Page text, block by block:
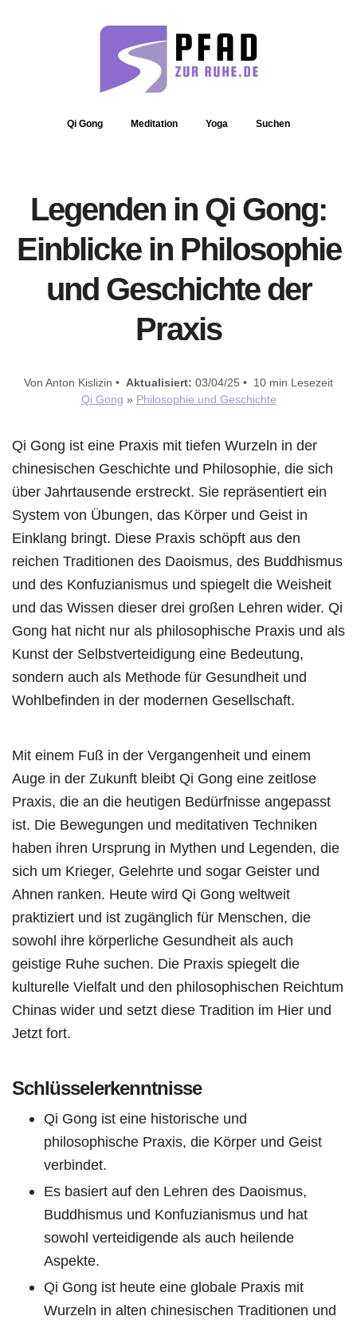
Qi Gong Meditation Yoga Suchen
Legenden in Qi Gong:
Einblicke in Philosophie
und Geschichte der
Praxis
Von Anton Kislizin • Aktualisiert: 03/04/25 • 10 min Lesezeit
Qi Gong » Philosophie und Geschichte
Qi Gong ist eine Praxis mit tiefen Wurzeln in der
chinesischen Geschichte und Philosophie, die sich
über Jahrtausende erstreckt. Sie repräsentiert ein
System von Übungen, das Körper und Geist in
Einklang bringt. Diese Praxis schöpft aus den
reichen Traditionen des Daoismus, des Buddhismus
und des Konfuzianismus und spiegelt die Weisheit
und das Wissen dieser drei großen Lehren wider. Qi
Gong hat nicht nur als philosophische Praxis und als
Kunst der Selbstverteidigung eine Bedeutung,
sondern auch als Methode für Gesundheit und
Wohlbefinden in der modernen Gesellschaft.
Mit einem Fuß in der Vergangenheit und einem
Auge in der Zukunft bleibt Qi Gong eine zeitlose
Praxis, die an die heutigen Bedürfnisse angepasst
ist. Die Bewegungen und meditativen Techniken
haben ihren Ursprung in Mythen und Legenden, die
sich um Krieger, Gelehrte und sogar Geister und
Ahnen ranken. Heute wird Qi Gong weltweit
praktiziert und ist zugänglich für Menschen, die
sowohl ihre körperliche Gesundheit als auch
geistige Ruhe suchen. Die Praxis spiegelt die
kulturelle Vielfalt und den philosophischen Reichtum
Chinas wider und setzt diese Tradition im Hier und
Jetzt fort.
Schlüsselerkenntnisse
Qi Gong ist eine historische und
philosophische Praxis, die Körper und Geist
verbindet.
Es basiert auf den Lehren des Daoismus,
Buddhismus und Konfuzianismus und hat
sowohl verteidigende als auch heilende
Aspekte.
Qi Gong ist heute eine globale Praxis mit
Wurzeln in alten chinesischen Traditionen und